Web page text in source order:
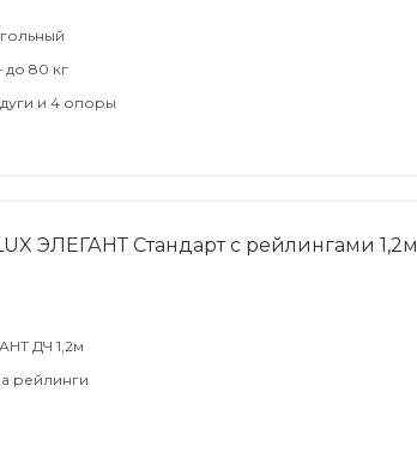
до 80 кг
и 4 опоры
ЭЛЕГАНТ Стандарт с рейлингами 1,2м
ДЧ 1,2м
рейлинги